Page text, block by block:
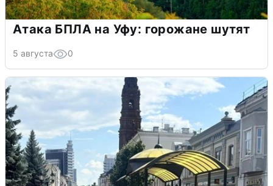
Атака БПЛА на Уфу: горожане шутят
5 августа 0